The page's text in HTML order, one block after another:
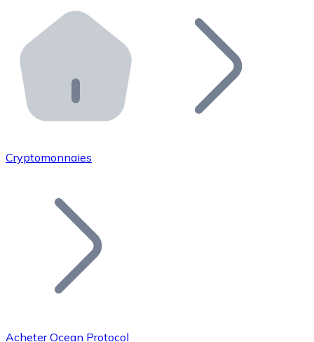
Distributeurs automatiques Bitnovo
Intégrez un ATM Bitnovo dans votre entreprise et
API Bitnovo
Intégrez notre API dans votre écosystème.
Rejoignez notre réseau de distributeurs et
Ajoutez le token de votre projet à notre service
Cryptomonnaies
Acheter Ocean Protocol